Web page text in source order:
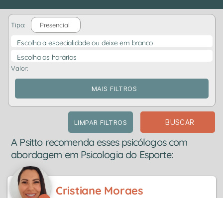
Tipo: Presencial
Escolha a especialidade ou deixe em branco
Escolha os horários
Valor:
MAIS FILTROS
LIMPAR FILTROS BUSCAR
A Psitto recomenda esses psicólogos com
abordagem em Psicologia do Esporte:
Cristiane Moraes